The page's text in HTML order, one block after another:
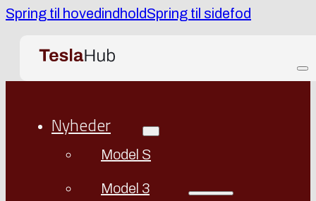
Spring til hovedindholdSpring til sidefod
Nyheder
Model S
Model 3